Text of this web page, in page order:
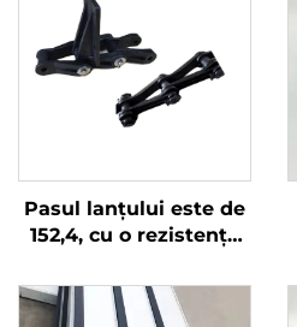
Pasul lanțului este de
152,4, cu o rezistență
Produsul este compus
din trei părți, se